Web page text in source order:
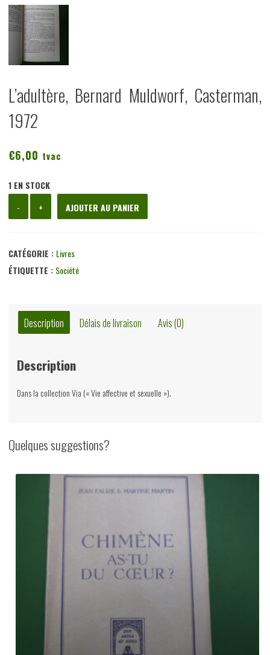
L’adultère, Bernard Muldworf, Casterman,
1972
€6,00 tvac
1 EN STOCK
-
de
Bernard
Muldworf,
+ AJOUTER AU PANIER
CATÉGORIE : Livres
ÉTIQUETTE : Société
Description Délais de livraison Avis (0)
Description
Dans la collection Via (« Vie affective et sexuelle »).
Quelques suggestions?